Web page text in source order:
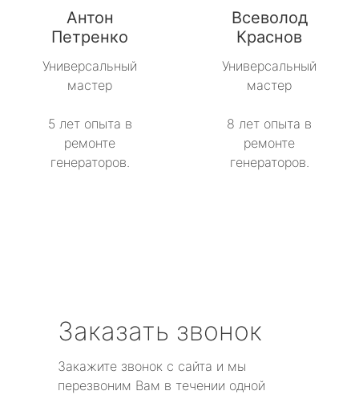
Антон
Петренко
Универсальный
мастер
5 лет опыта в
ремонте
генераторов.
Всеволод
Краснов
Универсальный
мастер
8 лет опыта в
ремонте
генераторов.
Заказать звонок
Закажите звонок с сайта и мы
перезвоним Вам в течении одной